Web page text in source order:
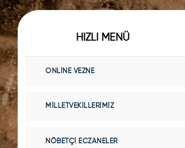
HIZLI MENÜ
ONLINE VEZNE
MILLETVEKILLERIMIZ
NÖBETÇI ECZANELER